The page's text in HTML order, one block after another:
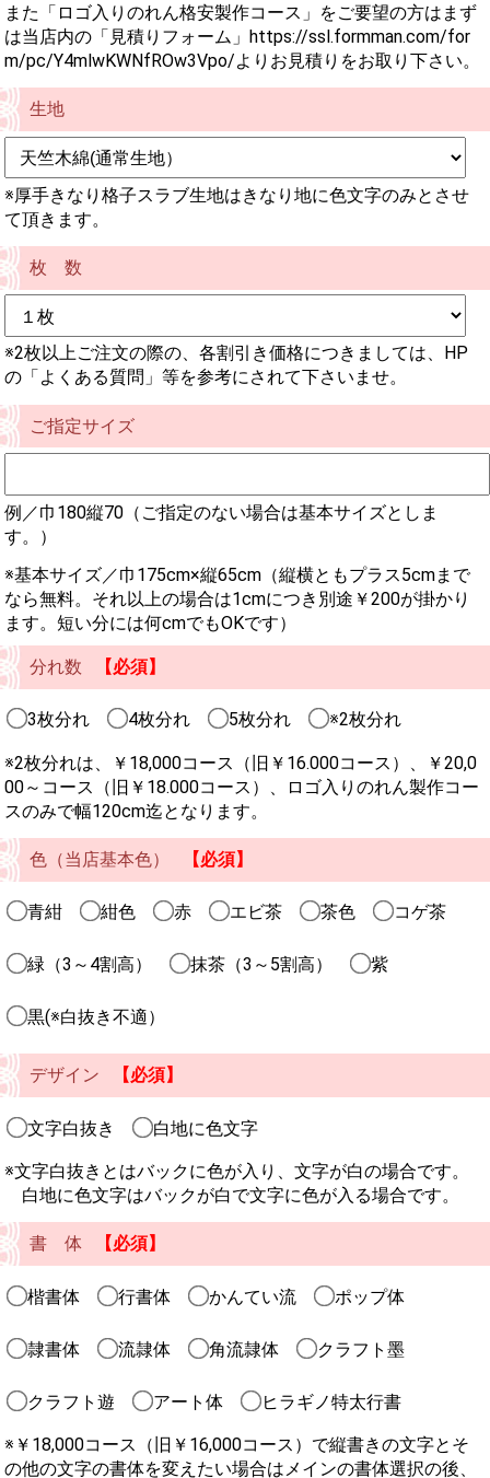
また「ロゴ入りのれん格安製作コース」をご要望の方はまず
は当店内の「見積りフォーム」https://ssl.formman.com/for
m/pc/Y4mlwKWNfROw3Vpo/よりお見積りをお取り下さい。
生地
※厚手きなり格子スラブ生地はきなり地に色文字のみとさせ
て頂きます。
枚 数
※2枚以上ご注文の際の、各割引き価格につきましては、HP
の「よくある質問」等を参考にされて下さいませ。
ご指定サイズ
例／巾180縦70（ご指定のない場合は基本サイズとしま
す。）
※基本サイズ／巾175cm×縦65cm（縦横ともプラス5cmまで
なら無料。それ以上の場合は1cmにつき別途￥200が掛かり
ます。短い分には何cmでもOKです）
分れ数 【必須】
3枚分れ 4枚分れ 5枚分れ ※2枚分れ
※2枚分れは、￥18,000コース（旧￥16.000コース）、￥20,0
00～コース（旧￥18.000コース）、ロゴ入りのれん製作コー
スのみで幅120cm迄となります。
色（当店基本色） 【必須】
青紺 紺色 赤 エビ茶 茶色 コゲ茶
緑（3～4割高） 抹茶（3～5割高） 紫
黒(※白抜き不適）
デザイン 【必須】
文字白抜き 白地に色文字
※文字白抜きとはバックに色が入り、文字が白の場合です。
白地に色文字はバックが白で文字に色が入る場合です。
書 体 【必須】
楷書体 行書体 かんてい流 ポップ体
隷書体 流隷体 角流隷体 クラフト墨
クラフト遊 アート体 ヒラギノ特太行書
※￥18,000コース（旧￥16,000コース）で縦書きの文字とそ
の他の文字の書体を変えたい場合はメインの書体選択の後、